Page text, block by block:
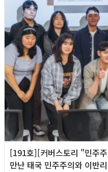
[191호][커버스토리 "민주
만난 태국 민주주의와 이반